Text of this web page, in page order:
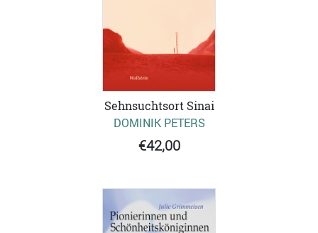
Sehnsuchtsort Sinai
DOMINIK PETERS
€42,00